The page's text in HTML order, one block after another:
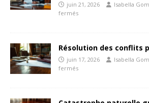
juin 21, 2026 Isabella
fermés
Résolution des conflits
juin 17, 2026 Isabella
fermés